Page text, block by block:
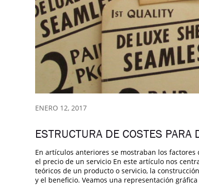
ENERO 12, 2017
ESTRUCTURA DE COSTES
En artículos anteriores se mostraban los
el precio de un servicio En este artículo nos
teóricos de un producto o servicio, la
y el beneficio. Veamos una representación